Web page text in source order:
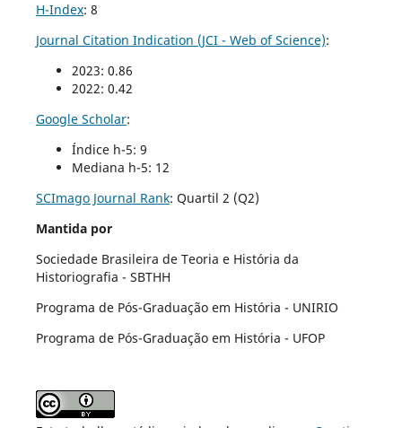
H-Index: 8
Journal Citation Indication (JCI - Web of Science):
2023: 0.86
2022: 0.42
Google Scholar:
Índice h-5: 9
Mediana h-5: 12
SCImago Journal Rank: Quartil 2 (Q2)
Mantida por
Sociedade Brasileira de Teoria e História da
Historiografia - SBTHH
Programa de Pós-Graduação em História - UNIRIO
Programa de Pós-Graduação em História - UFOP